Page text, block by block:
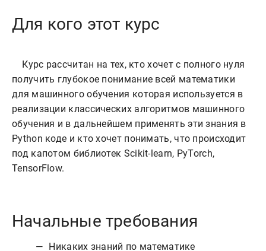
Для кого этот курс
получить глубокое понимание всей математики
для машинного обучения которая используется в
реализации классических алгоритмов машинного
обучения и в дальнейшем применять эти знания в
Python коде и кто хочет понимать, что происходит
под капотом библиотек Scikit-learn, PyTorch,
Начальные требования
Никаких знаний по математике